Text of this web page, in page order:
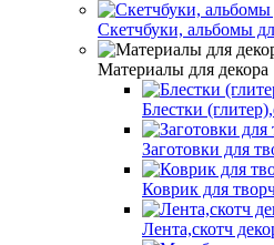
Скетчбуки, альбомы
Материалы для декора
Блестки
Заготовки для
Коврик для
Лента,скотч